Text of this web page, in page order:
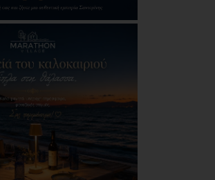
06/08/2026
Το LIVE του
Καλοκαιριού: Ο Πάνος
Μουζουράκης στο
Marathon Village - Την
Πέμπτη 27 Αυγούστου
06/08/2026
Δήμος Αθηναίων:
Απομάκρυνση 240
τραπεζοκαθισμάτων
σε 13 επιχειρησιακές
δράσεις της
Δημοτικής
Αστυνομίας (photos)